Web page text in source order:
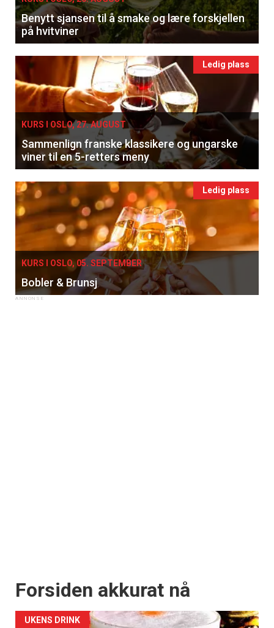
Benytt sjansen til å smake og lære forskjellen
på hvitviner
Ledig plass
KURS I OSLO, 27. AUGUST
Sammenlign franske klassikere og ungarske
viner til en 5-retters meny
Ledig plass
KURS I OSLO, 05. SEPTEMBER
Bobler & Brunsj
Forsiden akkurat nå
UKENS DRINK